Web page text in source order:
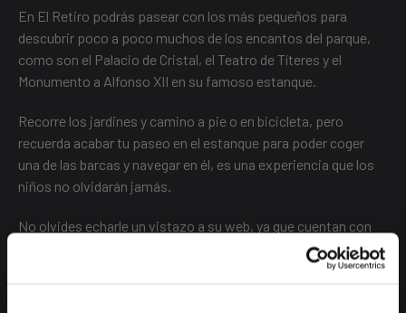
En El Retiro podrás pasear con los más pequeños para
descubrir poco a poco muchos de los encantos del parque,
como son el Palacio de Cristal, el Teatro de Títeres y el
Monumento a Alfonso XII en su famoso estanque.
Recorre los jardines y camino a pie o en bicicleta, pero
recuerda acabar tu paseo en el estanque para poder coger
una de las barcas y navegar en él, es una experiencia que los
niños no olvidarán jamás.
No olvides echarle un vistazo a su web, ya que cuentan con
numerosas actividades de ocio organizadas frecuentemente.